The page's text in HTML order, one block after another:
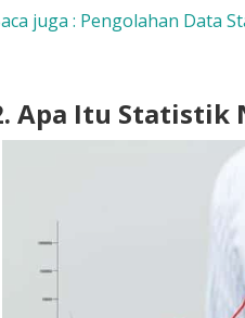
juga : Pengolahan Data
Apa Itu Statistik